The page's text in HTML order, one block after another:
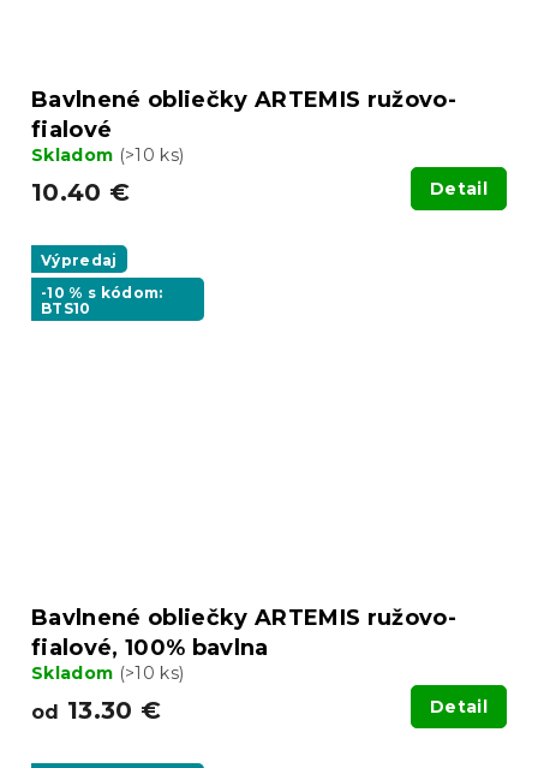
Bavlnené obliečky ARTEMIS ružovo-
fialové
Skladom (>10 ks)
10.40 € Detail
Výpredaj
-10 % s kódom:
BTS10
Bavlnené obliečky ARTEMIS ružovo-
fialové, 100% bavlna
Skladom (>10 ks)
od 13.30 € Detail